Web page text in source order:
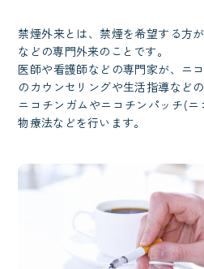
禁煙外来とは、禁煙を希望する方
などの専門外来のことです。
医師や看護師などの専門家が、ニ
のカウンセリングや生活指導など
ニコチンガムやニコチンパッチ(
物療法などを行います。